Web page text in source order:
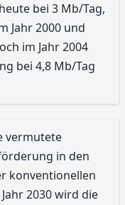
bei 3 Mb/Tag,
Jahr 2000 und
im Jahr 2004
bei 4,8 Mb/Tag
vermutete
in den
konventionellen
2030 wird die